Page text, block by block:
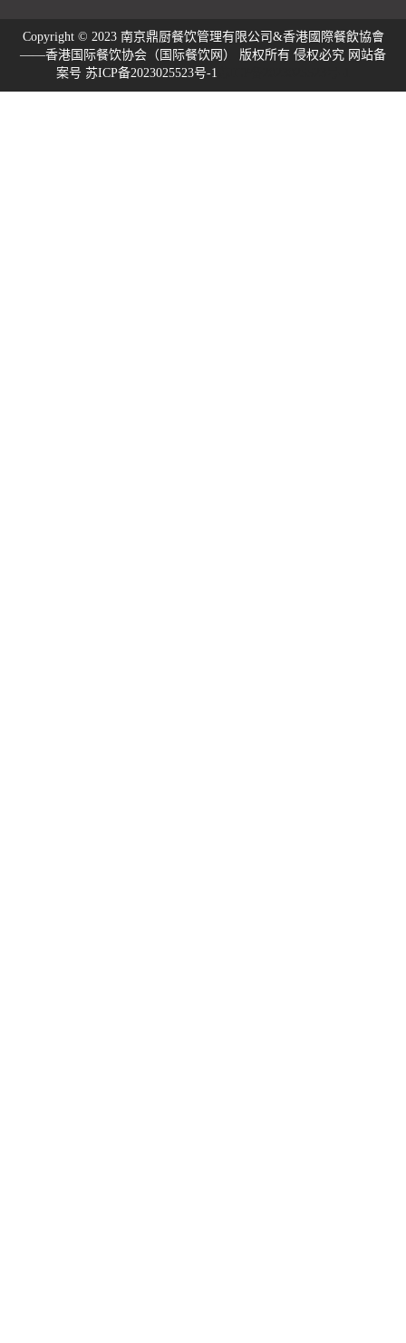
Copyright © 2023 南京鼎厨餐饮管理有限公司&香港國際餐飲協會
——香港国际餐饮协会（国际餐饮网） 版权所有 侵权必究 网站备
案号 苏ICP备2023025523号-1